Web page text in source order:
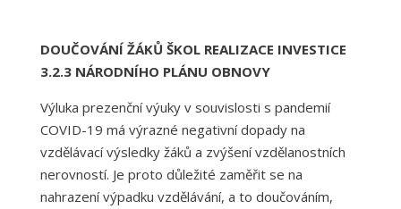
DOUČOVÁNÍ ŽÁKŮ ŠKOL REALIZACE INVESTICE
3.2.3 NÁRODNÍHO PLÁNU OBNOVY
Výluka prezenční výuky v souvislosti s pandemií
COVID-19 má výrazné negativní dopady na
vzdělávací výsledky žáků a zvýšení vzdělanostních
nerovností. Je proto důležité zaměřit se na
nahrazení výpadku vzdělávání, a to doučováním,